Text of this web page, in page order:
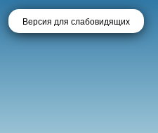
Версия для слабовидящих